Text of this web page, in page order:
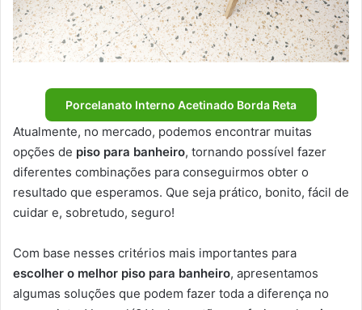
Porcelanato Interno Acetinado Borda Reta
Atualmente, no mercado, podemos encontrar muitas
opções de piso para banheiro, tornando possível fazer
diferentes combinações para conseguirmos obter o
resultado que esperamos. Que seja prático, bonito, fácil de
cuidar e, sobretudo, seguro!
Com base nesses critérios mais importantes para
escolher o melhor piso para banheiro, apresentamos
algumas soluções que podem fazer toda a diferença no